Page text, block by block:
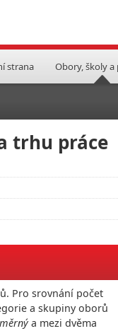
strana Obory, školy a
trhu práce
Pro srovnání počet
a skupiny oborů
a mezi dvěma